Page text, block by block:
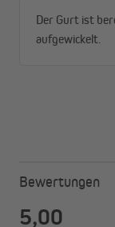
Der Gurt ist
aufgewickelt.
Bewertungen